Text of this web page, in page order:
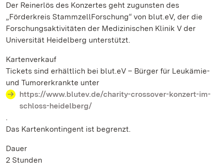
Der Reinerlös des Konzertes geht zugunsten des
„Förderkreis StammzellForschung“ von blut.eV, der die
Forschungsaktivitäten der Medizinischen Klinik V der
Universität Heidelberg unterstützt.
Kartenverkauf
Tickets sind erhältlich bei blut.eV – Bürger für Leukämie-
und Tumorerkrankte unter
https://www.blutev.de/charity-crossover-konzert-im-
schloss-heidelberg/
.
Das Kartenkontingent ist begrenzt.
Dauer
2 Stunden